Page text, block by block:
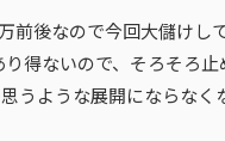
前後なので今回大儲けし
得ないので、そろそろ
うような展開にならな